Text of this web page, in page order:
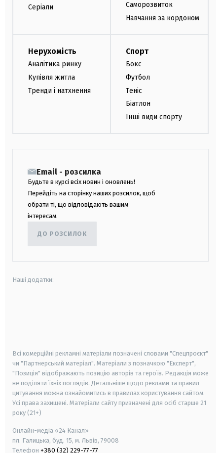
Серіали
Саморозвиток
Навчання за кордоном
Нерухомість
Аналітика ринку
Купівля житла
Тренди і натхнення
Спорт
Бокс
Футбол
Теніс
Біатлон
Інші види спорту
Email - розсилка
Будьте в курсі всіх новин і оновлень!
Перейдіть на сторінку наших розсилок, щоб
обрати ті, що відповідають вашим
інтересам.
ДО РОЗСИЛОК
Наші додатки:
Всі комерційні рекламні матеріали позначені словами "Спецпроєкт"
чи "Партнерський матеріал". Матеріали з позначкою "Експерт",
"Позиція" відображають позицію авторів та героїв. Редакція може
не поділяти їхніх поглядів. Детальніше щодо реклами та правил
цитування можна ознайомитись в правилах користування сайтом.
Усі права захищені. Матеріали сайту призначені для осіб старше 21
року (21+)
Онлайн-медіа «24 Канал»
пл. Галицька, буд. 15, м. Львів, 79008
Телефон +380 (32) 229-77-77